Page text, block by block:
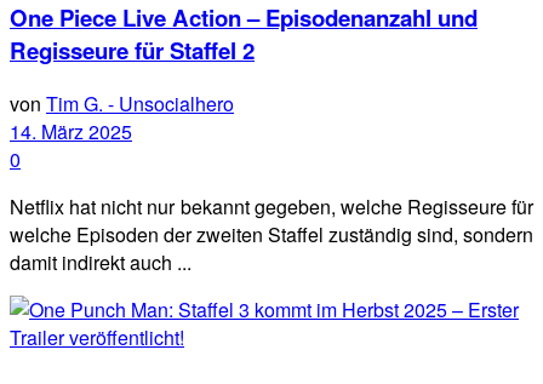
One Piece Live Action – Episodenanzahl und
Regisseure für Staffel 2
von Tim G. - Unsocialhero
14. März 2025
0
Netflix hat nicht nur bekannt gegeben, welche Regisseure für
welche Episoden der zweiten Staffel zuständig sind, sondern
damit indirekt auch ...